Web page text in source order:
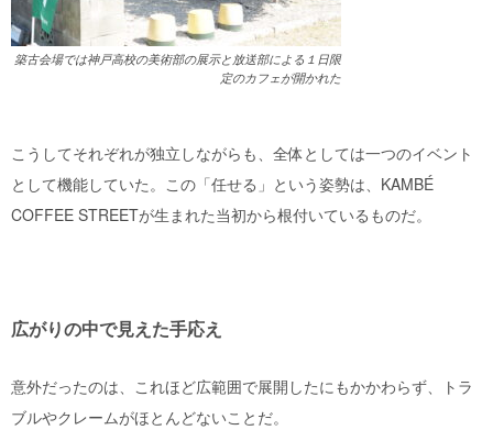
築古会場では神戸高校の美術部の展示と放送部による１日限
定のカフェが開かれた
こうしてそれぞれが独立しながらも、全体としては一つのイベント
として機能していた。この「任せる」という姿勢は、KAMBÉ
COFFEE STREETが生まれた当初から根付いているものだ。
広がりの中で見えた手応え
意外だったのは、これほど広範囲で展開したにもかかわらず、トラ
ブルやクレームがほとんどないことだ。